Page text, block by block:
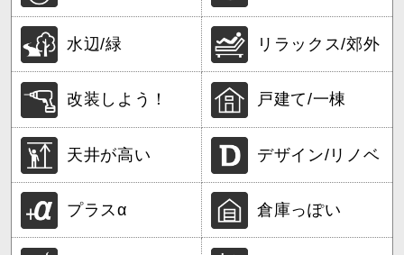
水辺/緑 リラックス/郊外
改装しよう！ 戸建て/一棟
天井が高い デザイン/リノベ
プラスα 倉庫っぽい